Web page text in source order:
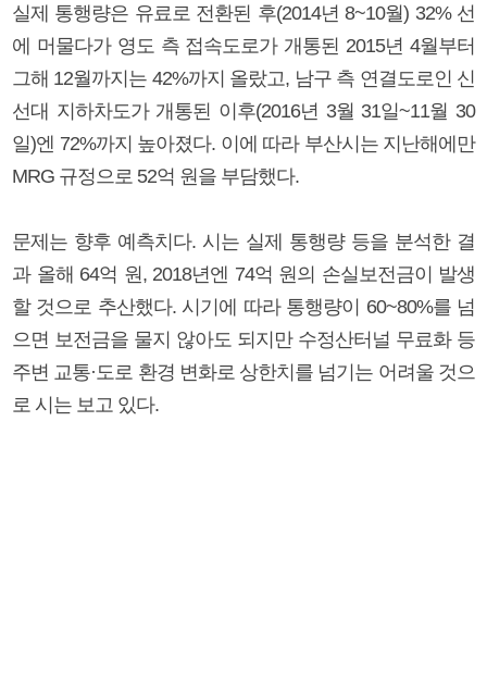
실제 통행량은 유료로 전환된 후(2014년 8~10월) 32% 선
에 머물다가 영도 측 접속도로가 개통된 2015년 4월부터
그해 12월까지는 42%까지 올랐고, 남구 측 연결도로인 신
선대 지하차도가 개통된 이후(2016년 3월 31일~11월 30
일)엔 72%까지 높아졌다. 이에 따라 부산시는 지난해에만
MRG 규정으로 52억 원을 부담했다.
문제는 향후 예측치다. 시는 실제 통행량 등을 분석한 결
과 올해 64억 원, 2018년엔 74억 원의 손실보전금이 발생
할 것으로 추산했다. 시기에 따라 통행량이 60~80%를 넘
으면 보전금을 물지 않아도 되지만 수정산터널 무료화 등
주변 교통·도로 환경 변화로 상한치를 넘기는 어려울 것으
로 시는 보고 있다.